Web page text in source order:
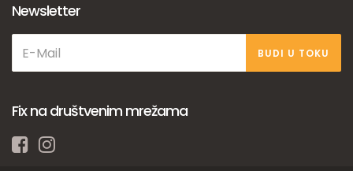
Newsletter
BUDI U TOKU
Fix na društvenim mrežama